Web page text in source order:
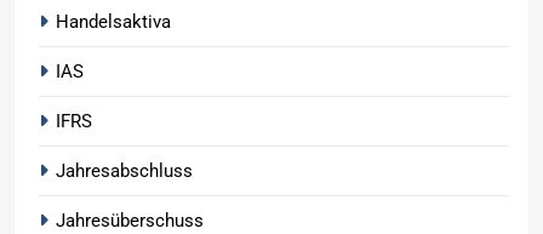
Handelsaktiva
IAS
IFRS
Jahresabschluss
Jahresüberschuss